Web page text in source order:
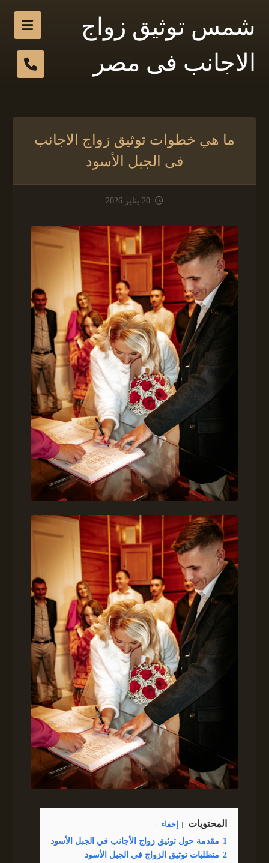
شمس توثيق زواج
الاجانب فى مصر
ما هي خطوات توثيق زواج الاجانب
فى الجبل الأسود
20 يناير 2026
المحتويات إخفاء
1 مقدمة حول توثيق زواج الأجانب في الجبل الأسود
2 متطلبات توثيق الزواج في الجبل الأسود